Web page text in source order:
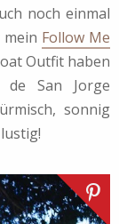
noch einmal
Follow Me
Outfit haben
San Jorge
sonnig